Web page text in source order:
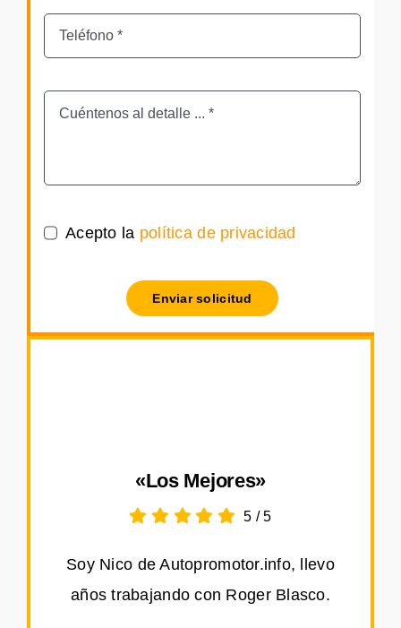
Acepto la política de privacidad
Enviar solicitud
«Los Mejores»
5 /5
Soy Nico de Autopromotor.info, llevo
años trabajando con Roger Blasco.